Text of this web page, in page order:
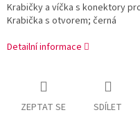
Krabičky a víčka s konektory
Krabička s otvorem; černá
Detailní informace
ZEPTAT SE SDÍLET